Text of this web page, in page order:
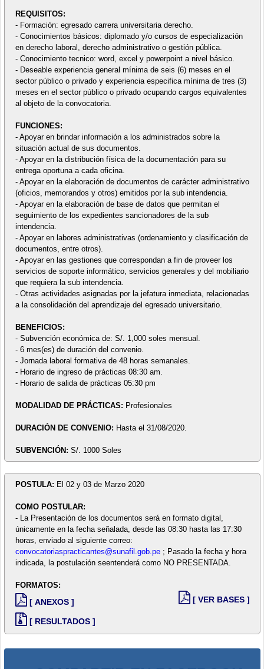
REQUISITOS:
- Formación: egresado carrera universitaria derecho.
- Conocimientos básicos: diplomado y/o cursos de especialización
en derecho laboral, derecho administrativo o gestión pública.
- Conocimiento tecnico: word, excel y powerpoint a nivel básico.
- Deseable experiencia general mínima de seis (6) meses en el
sector público o privado y experiencia especifica mínima de tres (3)
meses en el sector público o privado ocupando cargos equivalentes
al objeto de la convocatoria.
FUNCIONES:
- Apoyar en brindar información a los administrados sobre la
situación actual de sus documentos.
- Apoyar en la distribución física de la documentación para su
entrega oportuna a cada oficina.
- Apoyar en la elaboración de documentos de carácter administrativo
(oficios, memorandos y otros) emitidos por la sub intendencia.
- Apoyar en la elaboración de base de datos que permitan el
seguimiento de los expedientes sancionadores de la sub
intendencia.
- Apoyar en labores administrativas (ordenamiento y clasificación de
documentos, entre otros).
- Apoyar en las gestiones que correspondan a fin de proveer los
servicios de soporte informático, servicios generales y del mobiliario
que requiera la sub intendencia.
- Otras actividades asignadas por la jefatura inmediata, relacionadas
a la consolidación del aprendizaje del egresado universitario.
BENEFICIOS:
- Subvención económica de: S/. 1,000 soles mensual.
- 6 mes(es) de duración del convenio.
- Jornada laboral formativa de 48 horas semanales.
- Horario de ingreso de prácticas 08:30 am.
- Horario de salida de prácticas 05:30 pm
MODALIDAD DE PRÁCTICAS: Profesionales
DURACIÓN DE CONVENIO: Hasta el 31/08/2020.
SUBVENCIÓN: S/. 1000 Soles
POSTULA: El 02 y 03 de Marzo 2020
COMO POSTULAR:
- La Presentación de los documentos será en formato digital,
únicamente en la fecha señalada, desde las 08:30 hasta las 17:30
horas, enviado al siguiente correo:
convocatoriaspracticantes@sunafil.gob.pe; Pasado la fecha y hora
indicada, la postulación seentenderá como NO PRESENTADA.
FORMATOS:
[ ANEXOS ]
[ RESULTADOS ]
[ VER BASES ]